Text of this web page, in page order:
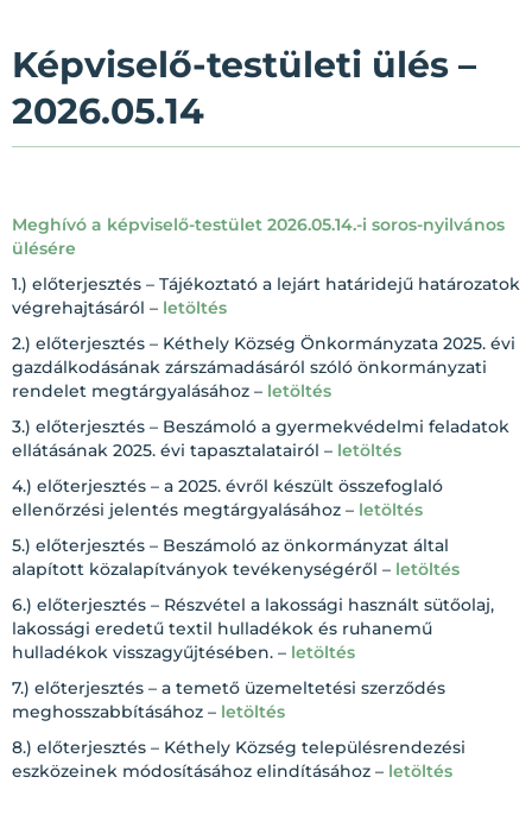
Képviselő-testületi ülés –
2026.05.14
Meghívó a képviselő-testület 2026.05.14.-i soros-nyilvános
ülésére
1.) előterjesztés – Tájékoztató a lejárt határidejű határozatok
végrehajtásáról – letöltés
2.) előterjesztés – Kéthely Község Önkormányzata 2025. évi
gazdálkodásának zárszámadásáról szóló önkormányzati
rendelet megtárgyalásához – letöltés
3.) előterjesztés – Beszámoló a gyermekvédelmi feladatok
ellátásának 2025. évi tapasztalatairól – letöltés
4.) előterjesztés – a 2025. évről készült összefoglaló
ellenőrzési jelentés megtárgyalásához – letöltés
5.) előterjesztés – Beszámoló az önkormányzat által
alapított közalapítványok tevékenységéről – letöltés
6.) előterjesztés – Részvétel a lakossági használt sütőolaj,
lakossági eredetű textil hulladékok és ruhanemű
hulladékok visszagyűjtésében. – letöltés
7.) előterjesztés – a temető üzemeltetési szerződés
meghosszabbításához – letöltés
8.) előterjesztés – Kéthely Község településrendezési
eszközeinek módosításához elindításához – letöltés